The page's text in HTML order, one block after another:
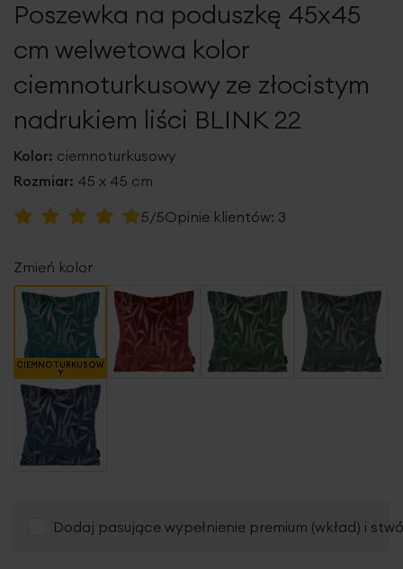
galeriiPoszewka na poduszkę 45x45
cm welwetowa kolor
ciemnoturkusowy ze złocistym
nadrukiem liści BLINK 22
Kolor: ciemnoturkusowy
Rozmiar: 45 x 45 cm
Ocena:
5/5Opinie klientów: 3
Zmień kolor
CIEMNOTURKUSOW
Y
Dodaj pasujące wypełnienie premium (wkład) i